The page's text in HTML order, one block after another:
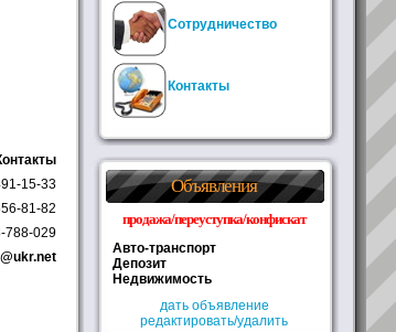
15-33
81-82
788-029
Сотрудничество
Контакты
Объявления
продажа/переуступка/конфискат
Авто-транспорт
Депозит
Недвижимость
дать объявление
редактировать/удалить